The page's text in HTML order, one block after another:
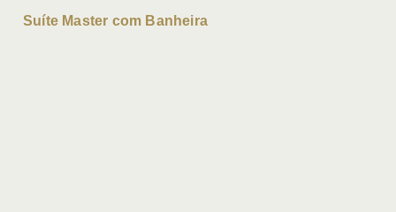
Suíte Master com Banheira